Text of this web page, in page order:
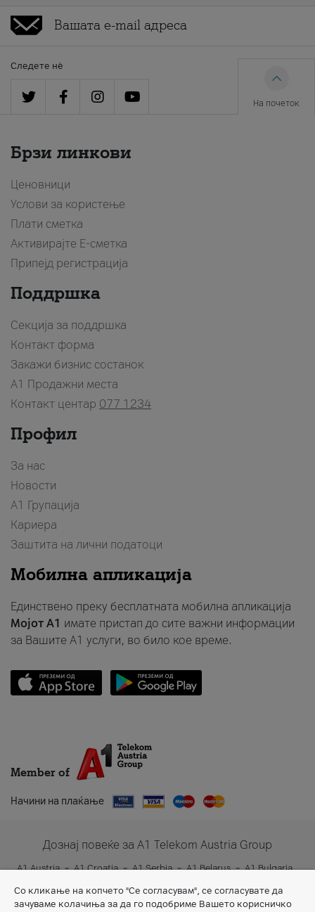
Следете нè
На почеток
Брзи линкови
Ценовници
Услови за користење
Плати сметка
Активирајте Е-сметка
Припејд регистрација
Поддршка
Секција за поддршка
Контакт форма
Закажи бизнис состанок
A1 Продажни места
Контакт центар 077 1234
Профил
За нас
Новости
А1 Групација
Кариера
Заштита на лични податоци
Мобилна апликација
Единствено преку бесплатната мобилна апликација
Мојот A1 имате пристап до сите важни информации
за Вашите A1 услуги, во било кое време.
Member of
Начини на плаќање
Дознај повеќе за A1 Telekom Austria Group
A1 Austria A1 Croatia A1 Serbia A1 Belarus
A1 Bulgaria
A1 Slovenia
A1 Digital
Со кликање на копчето "Се согласувам", се согласувате да
зачуваме колачиња за да го подобриме Вашето корисничко